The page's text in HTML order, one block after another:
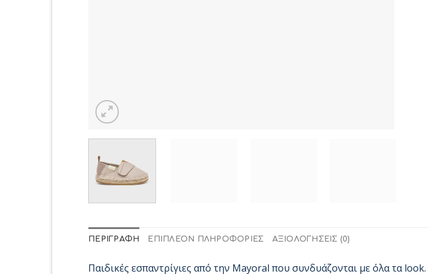
ΠΕΡΙΓΡΑΦΉ ΕΠΙΠΛΈΟΝ ΠΛΗΡΟΦΟΡΊΕΣ ΑΞΙΟΛΟΓΉΣΕΙΣ (0)
Παιδικές εσπαντρίγιες από την Mayoral που συνδυάζονται με όλα τα